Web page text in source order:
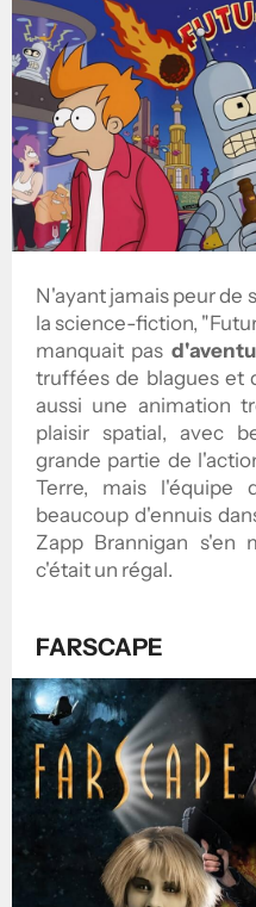
N'ayant jamais peur de
la science-fiction,
manquait pas
truffées de blagues et
aussi une animation
plaisir spatial, avec
grande partie de
Terre, mais l'équipe
beaucoup d'ennuis
Zapp Brannigan s'en
c'était un régal.
FARSCAPE